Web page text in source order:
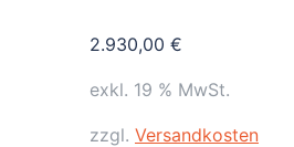
2.930,00 €
exkl. 19 % MwSt.
zzgl. Versandkosten